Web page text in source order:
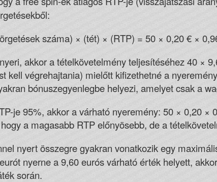
száma) × (tét) × (RTP) = 50 × 0,20 € ×
akkor a tételkövetelmény teljesítéséhez 40 ×
kell végrehajtania) mielőtt kifizethetné a
bónuszegyenlegbe helyezi, amelyet csak a
je 95%, akkor a várható nyeremény: 50 × 0,20 ×
a magasabb RTP előnyösebb, de a
nyert összegre gyakran vonatkozik egy
nyerne a 9,60 eurós várható érték helyett,
során.